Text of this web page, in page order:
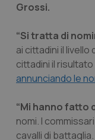
Grossi.
“Si tratta di
ai cittadini il
cittadini il
annunciando le
“Mi hanno fatto
nomi. I
cavalli di